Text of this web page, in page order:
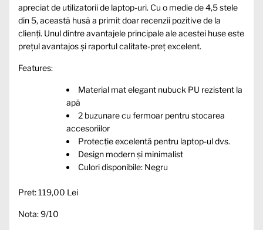
apreciat de utilizatorii de laptop-uri. Cu o medie de 4,5 stele
din 5, această husă a primit doar recenzii pozitive de la
clienți. Unul dintre avantajele principale ale acestei huse este
prețul avantajos și raportul calitate-preț excelent.
Features:
Material mat elegant nubuck PU rezistent la
apă
2 buzunare cu fermoar pentru stocarea
accesoriilor
Protecție excelentă pentru laptop-ul dvs.
Design modern și minimalist
Culori disponibile: Negru
Pret: 119,00 Lei
Nota: 9/10